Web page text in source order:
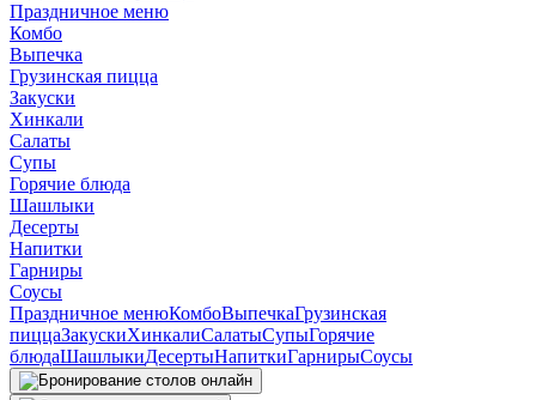
Праздничное меню
Комбо
Выпечка
Грузинская пицца
Закуски
Хинкали
Салаты
Супы
Горячие блюда
Шашлыки
Десерты
Напитки
Гарниры
Соусы
Праздничное менюКомбоВыпечкаГрузинская
пиццаЗакускиХинкалиСалатыСупыГорячие
блюдаШашлыкиДесертыНапиткиГарнирыСоусы